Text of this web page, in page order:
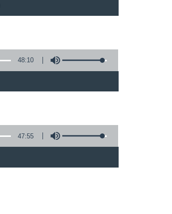
48:10
47:55